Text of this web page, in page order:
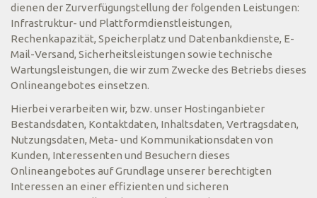
dienen der Zurverfügungstellung der folgenden Leistungen:
Infrastruktur- und Plattformdienstleistungen,
Rechenkapazität, Speicherplatz und Datenbankdienste, E-
Mail-Versand, Sicherheitsleistungen sowie technische
Wartungsleistungen, die wir zum Zwecke des Betriebs dieses
Onlineangebotes einsetzen.
Hierbei verarbeiten wir, bzw. unser Hostinganbieter
Bestandsdaten, Kontaktdaten, Inhaltsdaten, Vertragsdaten,
Nutzungsdaten, Meta- und Kommunikationsdaten von
Kunden, Interessenten und Besuchern dieses
Onlineangebotes auf Grundlage unserer berechtigten
Interessen an einer effizienten und sicheren